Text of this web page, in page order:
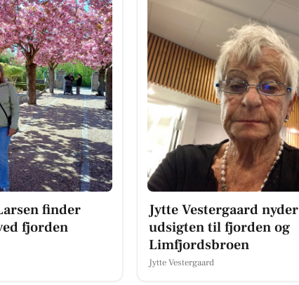
finder
fjorden
Jytte Vestergaard nyder
udsigten til fjorden og
Limfjordsbroen
Jytte Vestergaard